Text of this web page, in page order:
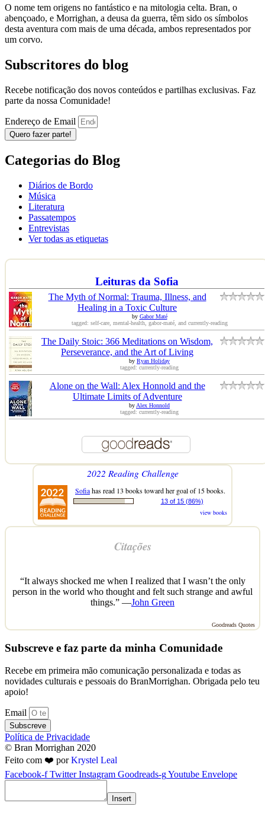
O nome tem origens no fantástico e na mitologia celta. Bran, o
abençoado, e Morrighan, a deusa da guerra, têm sido os símbolos
desta aventura com mais de uma década, ambos representados por
um corvo.
Subscritores do blog
Recebe notificação dos novos conteúdos e partilhas exclusivas. Faz
parte da nossa Comunidade!
Endereço de Email
Quero fazer parte!
Categorias do Blog
Diários de Bordo
Música
Literatura
Passatempos
Entrevistas
Ver todas as etiquetas
Leituras da Sofia
The Myth of Normal: Trauma, Illness, and
Healing in a Toxic Culture
by Gabor Maté
tagged: self-care, mental-health, gabor-maté, and currently-reading
The Daily Stoic: 366 Meditations on Wisdom,
Perseverance, and the Art of Living
by Ryan Holiday
tagged: currently-reading
Alone on the Wall: Alex Honnold and the
Ultimate Limits of Adventure
byAlex Honnold
tagged: currently-reading
2022 Reading Challenge
Sofiahas read 13 books toward her goal of 15 books.
13 of 15 (86%)
view books
Citações
“It always shocked me when I realized that I wasn’t the only
person in the world who thought and felt such strange and awful
things.” —John Green
Goodreads Quotes
Subscreve e faz parte da minha Comunidade
Recebe em primeira mão comunicação personalizada e todas as
novidades culturais e pessoais do BranMorrighan. Obrigada pelo teu
apoio!
Email
Subscreve
Política de Privacidade
© Bran Morrighan 2020
Feito com ❤️ porKrystel Leal
Facebook-f Twitter Instagram Goodreads-gYoutube Envelope
Insert